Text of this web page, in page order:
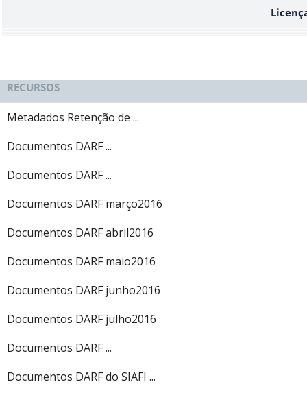
RECURSOS
Metadados Retenção de ...
Documentos DARF ...
Documentos DARF ...
Documentos DARF março2016
Documentos DARF abril2016
Documentos DARF maio2016
Documentos DARF junho2016
Documentos DARF julho2016
Documentos DARF ...
Documentos DARF do SIAFI ...